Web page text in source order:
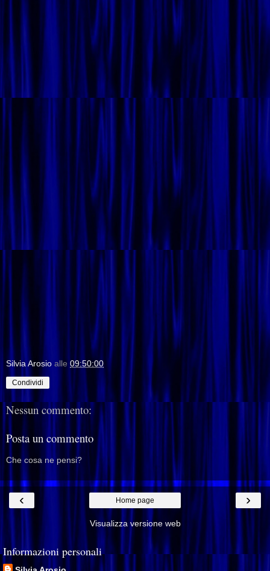
Silvia Arosio alle 09:50:00
Condividi
Nessun commento:
Posta un commento
Che cosa ne pensi?
‹ ›
Home page
Visualizza versione web
Informazioni personali